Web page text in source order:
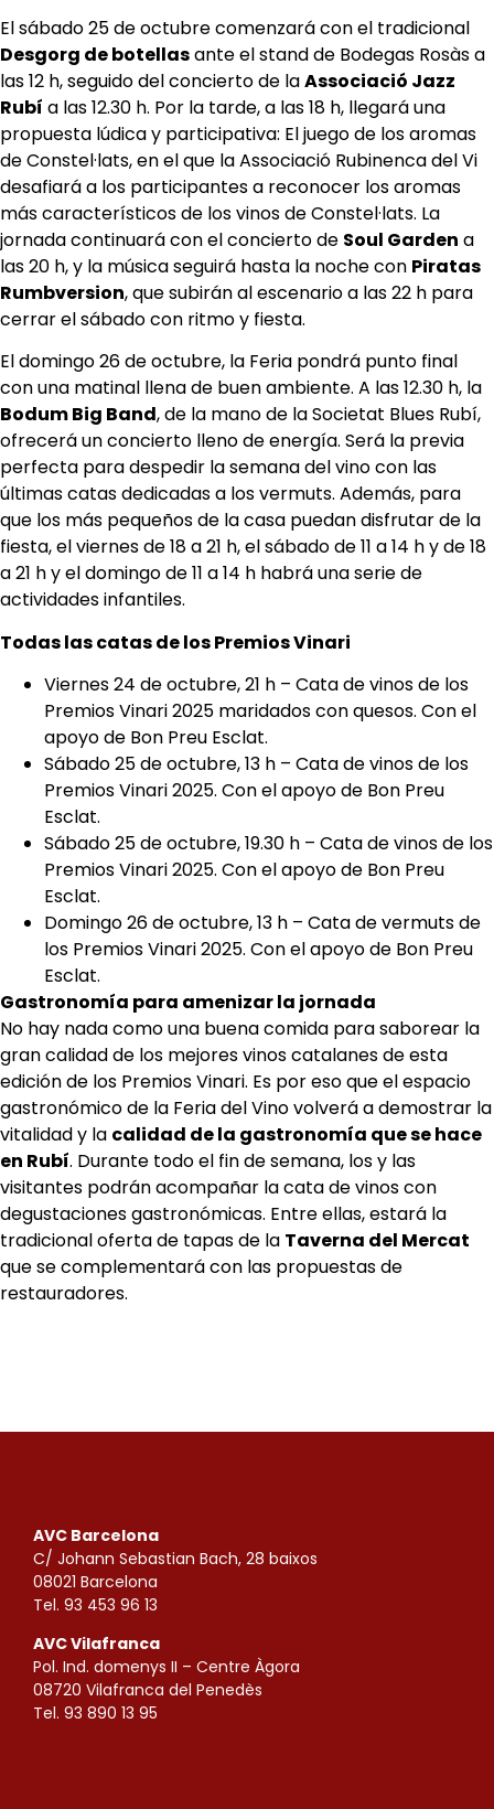
El sábado 25 de octubre comenzará con el tradicional
Desgorg de botellasante el stand de Bodegas Rosàs a
las 12 h, seguido del concierto de laAssociació Jazz
Rubí a las 12.30 h. Por la tarde, a las 18 h, llegará una
propuesta lúdica y participativa: El juego de los aromas
de Constel·lats, en el que la Associació Rubinenca del Vi
desafiará a los participantes a reconocer los aromas
más característicos de los vinos de Constel·lats. La
jornada continuará con el concierto de Soul Garden a
las 20 h, y la música seguirá hasta la noche con Piratas
Rumbversion, que subirán al escenario a las 22 h para
cerrar el sábado con ritmo y fiesta.
El domingo 26 de octubre, la Feria pondrá punto final
con una matinal llena de buen ambiente. A las 12.30 h, la
Bodum Big Band, de la mano de la Societat Blues Rubí,
ofrecerá un concierto lleno de energía. Será la previa
perfecta para despedir la semana del vino con las
últimas catas dedicadas a los vermuts. Además, para
que los más pequeños de la casa puedan disfrutar de la
fiesta, el viernes de 18 a 21 h, el sábado de 11 a 14 h y de 18
a 21 h y el domingo de 11 a 14 h habrá una serie de
actividades infantiles.
Todas las catas de los Premios Vinari
Viernes 24 de octubre, 21 h – Cata de vinos de los
Premios Vinari 2025 maridados con quesos. Con el
apoyo de Bon Preu Esclat.
Sábado 25 de octubre, 13 h – Cata de vinos de los
Premios Vinari 2025. Con el apoyo de Bon Preu
Esclat.
Sábado 25 de octubre, 19.30 h – Cata de vinos de los
Premios Vinari 2025. Con el apoyo de Bon Preu
Esclat.
Domingo 26 de octubre, 13 h – Cata de vermuts de
los Premios Vinari 2025. Con el apoyo de Bon Preu
Esclat.
Gastronomía para amenizar la jornada
No hay nada como una buena comida para saborear la
gran calidad de los mejores vinos catalanes de esta
edición de los Premios Vinari. Es por eso que el espacio
gastronómico de la Feria del Vino volverá a demostrar la
vitalidad y la calidad de la gastronomía que se hace
en Rubí. Durante todo el fin de semana, los y las
visitantes podrán acompañar la cata de vinos con
degustaciones gastronómicas. Entre ellas, estará la
tradicional oferta de tapas de la Taverna del Mercat
que se complementará con las propuestas de
restauradores.
AVC Barcelona
C/ Johann Sebastian Bach, 28 baixos
08021 Barcelona
Tel. 93 453 96 13
AVC Vilafranca
Pol. Ind. domenys II – Centre Àgora
08720 Vilafranca del Penedès
Tel. 93 890 13 95